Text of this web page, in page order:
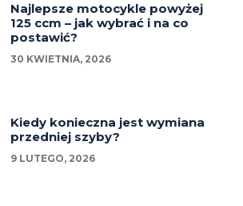
Najlepsze motocykle powyżej
125 ccm – jak wybrać i na co
postawić?
30 KWIETNIA, 2026
Kiedy konieczna jest wymiana
przedniej szyby?
9 LUTEGO, 2026